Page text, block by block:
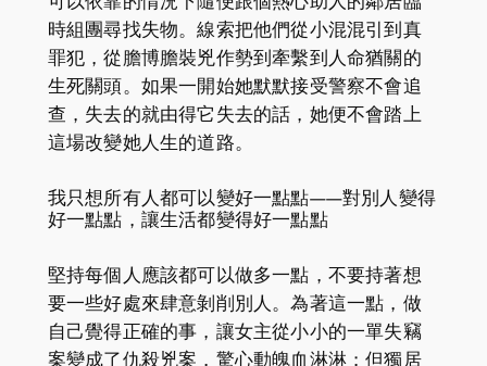
時組團尋找失物。線索把他們從小混混引到真
罪犯，從膽博膽裝兇作勢到牽繫到人命猶關的
生死關頭。如果一開始她默默接受警察不會追
查，失去的就由得它失去的話，她便不會踏上
這場改變她人生的道路。
我只想所有人都可以變好一點點——對別人變得
好一點點，讓生活都變得好一點點
堅持每個人應該都可以做多一點，不要持著想
要一些好處來肆意剝削別人。為著這一點，做
自己覺得正確的事，讓女主從小小的一單失竊
案變成了仇殺兇案，驚心動魄血淋淋；但獨居